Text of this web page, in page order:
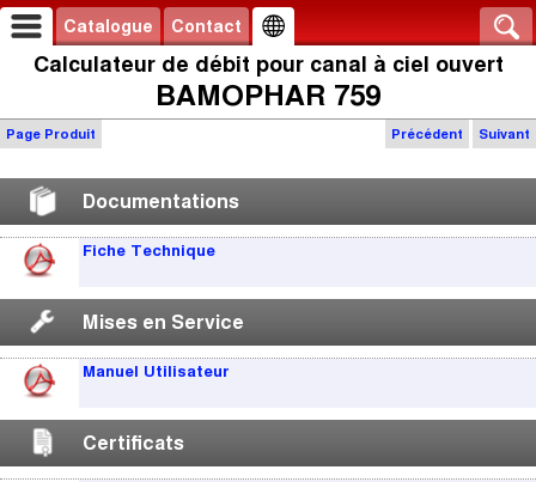
Catalogue Contact
Calculateur de débit pour canal à ciel ouvert
BAMOPHAR 759
Précédent Suivant
Page Produit
Documentations
Fiche Technique
Mises en Service
Manuel Utilisateur
Certificats